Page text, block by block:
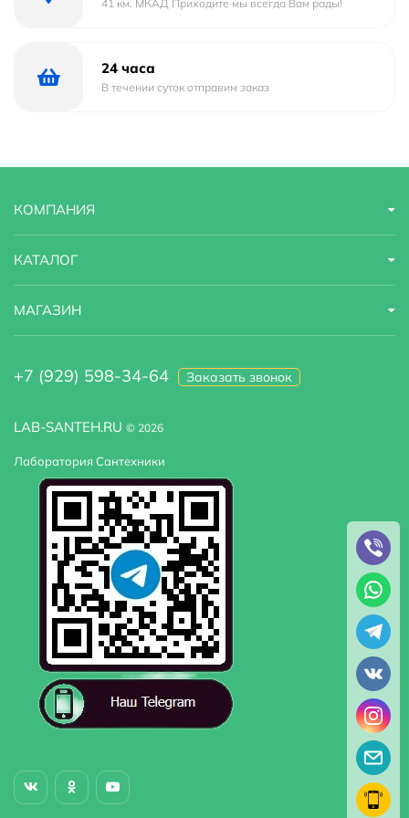
Коллекция Metropol
Область применения бытовая
Стандарт подводки
Высота излива 8.9
41 км. МКАД Приходите мы всегда Вам рады!
24 часа
В течении суток отправим заказ
LAB-SANTEH.RU © 2026
Лаборатория Сантехники
КОМПАНИЯ
КАТАЛОГ
МАГАЗИН
+7 (929) 598-34-64 Заказать звонок